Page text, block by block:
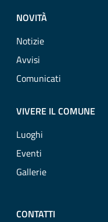
NOVITÀ
Notizie
Avvisi
Comunicati
VIVERE IL COMUNE
Luoghi
Eventi
Gallerie
CONTATTI